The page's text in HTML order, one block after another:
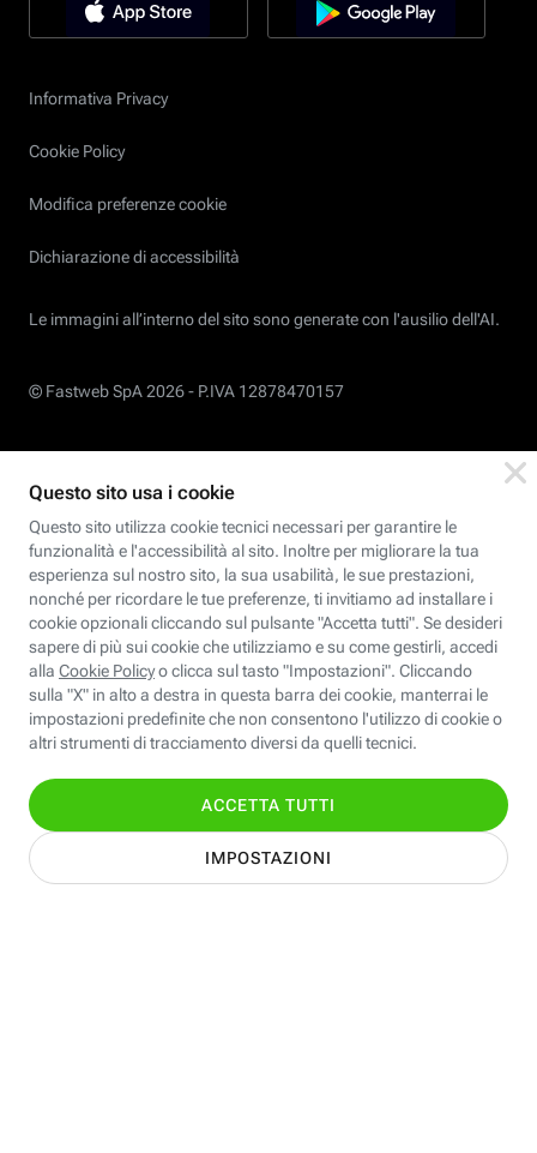
Informativa Privacy
Cookie Policy
Modifica preferenze cookie
Dichiarazione di accessibilità
Le immagini all’interno del sito sono generate con l'ausilio dell'AI.
© Fastweb SpA 2026 - P.IVA 12878470157